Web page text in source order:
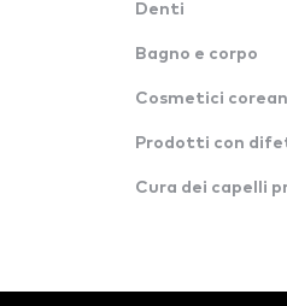
Denti
Bagno e corpo
Cosmetici
Prodotti con
Cura dei capelli